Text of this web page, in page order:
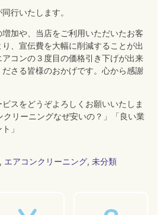
行いたします。
加や、当店をご利用いただいたお客
、宣伝費を大幅に削減することが出
コンの３度目の価格引き下げが出来
さる皆様のおかげです。心から感謝
スをどうぞよろしくお願いいたしま
クリーニングなぜ安いの？」「良い業
」
, エアコンクリーニング,未分類